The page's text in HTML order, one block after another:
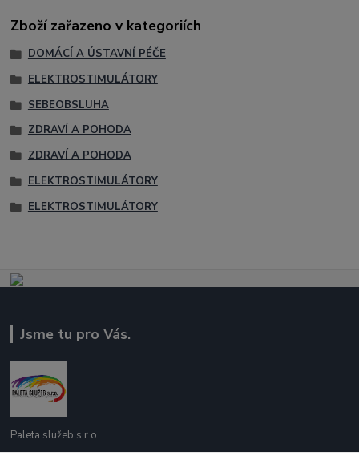
Zboží zařazeno v kategoriích
DOMÁCÍ A ÚSTAVNÍ PÉČE
ELEKTROSTIMULÁTORY
SEBEOBSLUHA
ZDRAVÍ A POHODA
ZDRAVÍ A POHODA
ELEKTROSTIMULÁTORY
ELEKTROSTIMULÁTORY
Jsme tu pro Vás.
Paleta služeb s.r.o.